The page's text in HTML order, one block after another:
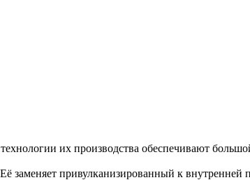
их производства обеспечивают
заменяет привулканизированный к